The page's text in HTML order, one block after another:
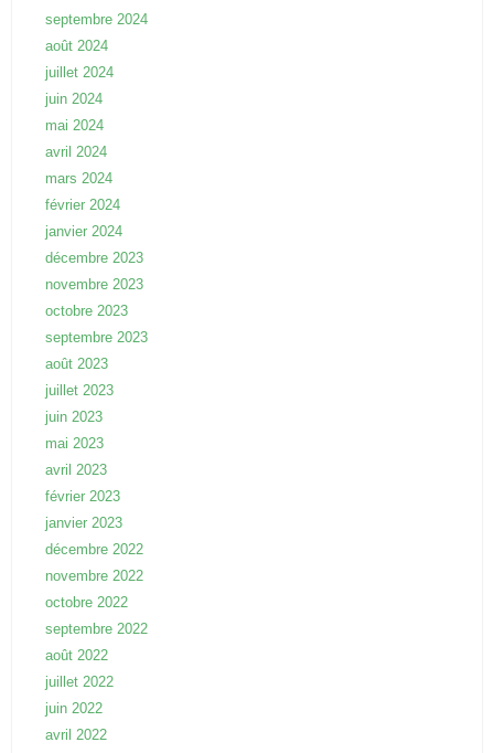
septembre 2024
août 2024
juillet 2024
juin 2024
mai 2024
avril 2024
mars 2024
février 2024
janvier 2024
décembre 2023
novembre 2023
octobre 2023
septembre 2023
août 2023
juillet 2023
juin 2023
mai 2023
avril 2023
février 2023
janvier 2023
décembre 2022
novembre 2022
octobre 2022
septembre 2022
août 2022
juillet 2022
juin 2022
avril 2022